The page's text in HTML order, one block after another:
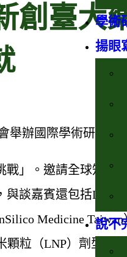
學術
揚眼
說不
創臺大
舉辦國際學術研討
」。邀請全球知名
談嘉賓還包括
Medicine
粒（LNP）劑型等